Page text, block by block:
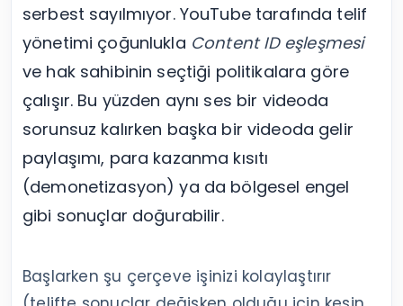
serbest sayılmıyor. YouTube tarafında telif
yönetimi çoğunlukla Content ID eşleşmesi
ve hak sahibinin seçtiği politikalara göre
çalışır. Bu yüzden aynı ses bir videoda
sorunsuz kalırken başka bir videoda gelir
paylaşımı, para kazanma kısıtı
(demonetizasyon) ya da bölgesel engel
gibi sonuçlar doğurabilir.
Başlarken şu çerçeve işinizi kolaylaştırır